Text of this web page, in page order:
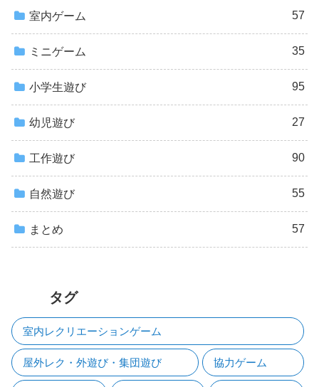
室内ゲーム 57
ミニゲーム 35
小学生遊び 95
幼児遊び 27
工作遊び 90
自然遊び 55
まとめ 57
タグ
室内レクリエーションゲーム
屋外レク・外遊び・集団遊び 協力ゲーム